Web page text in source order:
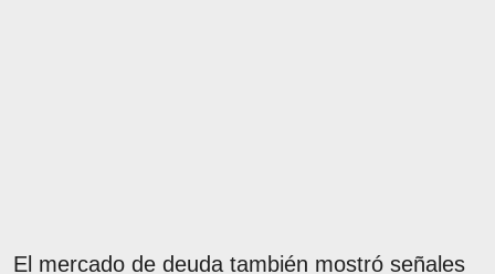
El mercado de deuda también mostró señales